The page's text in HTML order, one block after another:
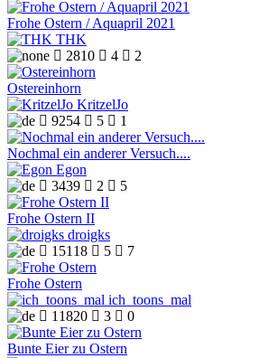
Frohe Ostern / Aquapril 2021
THK
 2810  4  2
Ostereinhorn
KritzelJo
 9254  5  1
Nochmal ein anderer Versuch....
Egon
 3439  2  5
Frohe Ostern II
droigks
 15118  5  7
Frohe Ostern
ich_toons_mal
 11820  3  0
Bunte Eier zu Ostern